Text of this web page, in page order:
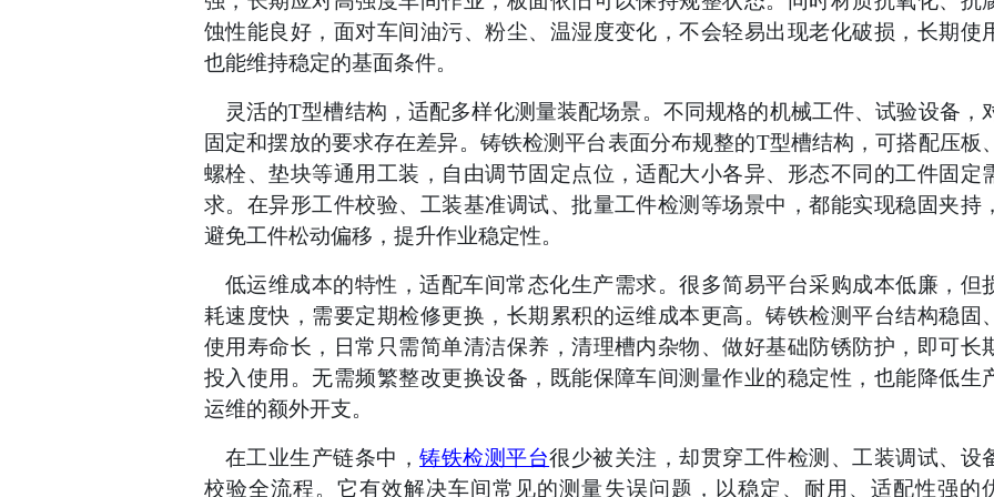
蚀性能良好，面对车间油污、粉尘、温湿度变化，不会轻易出现老化破损，长期使
也能维持稳定的基面条件。
灵活的T型槽结构，适配多样化测量装配场景。不同规格的机械工件、试验设备，
固定和摆放的要求存在差异。铸铁检测平台表面分布规整的T型槽结构，可搭配压板、
螺栓、垫块等通用工装，自由调节固定点位，适配大小各异、形态不同的工件固定
求。在异形工件校验、工装基准调试、批量工件检测等场景中，都能实现稳固夹持，
避免工件松动偏移，提升作业稳定性。
低运维成本的特性，适配车间常态化生产需求。很多简易平台采购成本低廉，但
耗速度快，需要定期检修更换，长期累积的运维成本更高。铸铁检测平台结构稳固、
使用寿命长，日常只需简单清洁保养，清理槽内杂物、做好基础防锈防护，即可长
投入使用。无需频繁整改更换设备，既能保障车间测量作业的稳定性，也能降低生
运维的额外开支。
在工业生产链条中，铸铁检测平台很少被关注，却贯穿工件检测、工装调试、设
校验全流程。它有效解决车间常见的测量失误问题，以稳定、耐用、适配性强的